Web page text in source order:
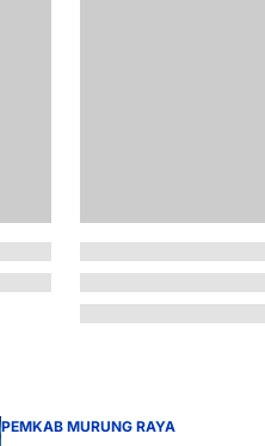
PEMKAB MURUNG RAYA